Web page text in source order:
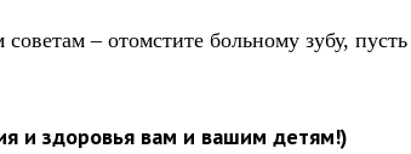
– отомстите больному зубу,
и здоровья вам и вашим детям!)